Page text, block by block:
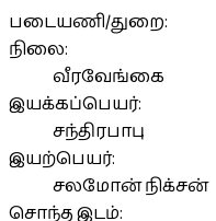
படையணி/துறை:
நிலை:
வீரவேங்கை
இயக்கப்பெயர்:
சந்திரபாபு
இயற்பெயர்:
சலமோன் நிக்சன்
சொந்த இடம்: